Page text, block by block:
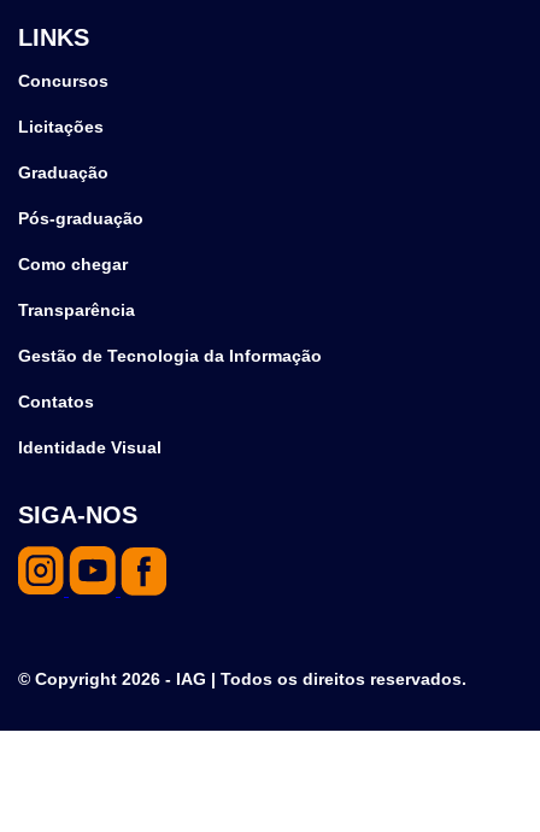
LINKS
Concursos
Licitações
Graduação
Pós-graduação
Como chegar
Transparência
Gestão de Tecnologia da Informação
Contatos
Identidade Visual
SIGA-NOS
© Copyright 2026 - IAG | Todos os direitos reservados.